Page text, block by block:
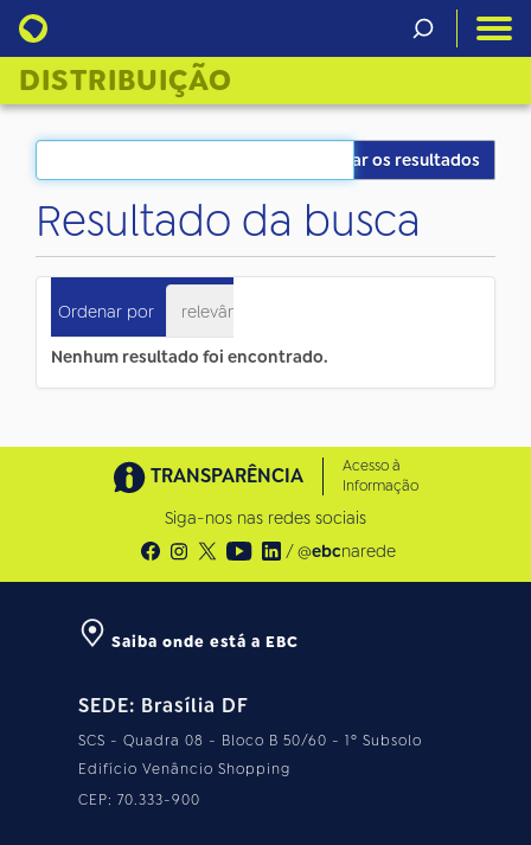
DISTRIBUIÇÃO
Filtrar os resultados
Resultado da busca
Ordenar por relevância
Nenhum resultado foi encontrado.
TRANSPARÊNCIA
Acesso à
Informação
Siga-nos nas redes sociais
/ @ebcnarede
Saiba onde está a EBC
SEDE: Brasília DF
SCS - Quadra 08 - Bloco B 50/60 - 1º Subsolo
Edifício Venâncio Shopping
CEP: 70.333-900